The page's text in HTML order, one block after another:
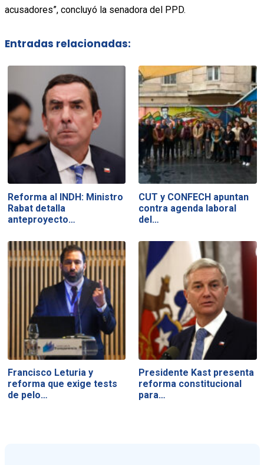
acusadores”, concluyó la senadora del PPD.
Entradas relacionadas:
Reforma al INDH: Ministro
Rabat detalla
anteproyecto…
CUT y CONFECH apuntan
contra agenda laboral
del…
Francisco Leturia y
reforma que exige tests
de pelo…
Presidente Kast presenta
reforma constitucional
para…